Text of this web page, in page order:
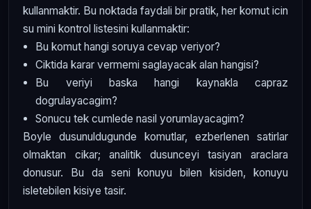
kullanmaktir. Bu noktada faydali bir pratik, her komut icin
su mini kontrol listesini kullanmaktir:
Bu komut hangi soruya cevap veriyor?
Ciktida karar vermemi saglayacak alan hangisi?
Bu veriyi baska hangi kaynakla capraz
dogrulayacagim?
Sonucu tek cumlede nasil yorumlayacagim?
Boyle dusunuldugunde komutlar, ezberlenen satirlar
olmaktan cikar; analitik dusunceyi tasiyan araclara
donusur. Bu da seni konuyu bilen kisiden, konuyu
isletebilen kisiye tasir.